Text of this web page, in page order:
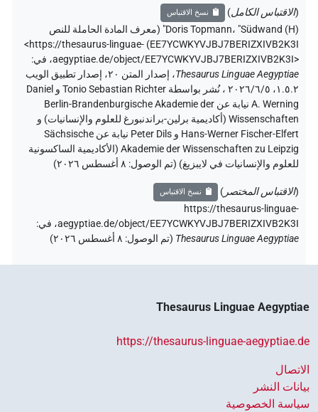
(الاقتباس الكامل) نسخ الاقتباس
Doris Topmann، "Südwand (H)" (
معرف المادة الحاملة للنص
EE7YCWKYVJBJ7BERIZXIVB2K3I
)
<https://thesaurus-linguae-
aegyptiae.de/object/EE7YCWKYVJBJ7BERIZXIVB2K3I>، في:
Thesaurus Linguae Aegyptiae،
إصدار المتن ٢٠، إصدار تطبيق الويب
۱.٥.٢، ٢٠٢٦/٦/٥ ، نُشر بواسطة Tonio Sebastian Richter و Daniel
A. Werning نيابة عن Berlin-Brandenburgische Akademie der
Wissenschaften (أكاديمية برلين-براندنبورغ للعلوم والإنسانيات) و
Hans-Werner Fischer-Elfert و Peter Dils نيابة عن Sächsische
Akademie der Wissenschaften zu Leipzig (الأكاديمية الساكسونية
للعلوم والإنسانيات في لايبزيغ) (تم الوصول: ٨ أغسطس ٢٠٢٦ )
(الاقتباس المختصر ) نسخ الاقتباس
https://thesaurus-linguae-
aegyptiae.de/object/EE7YCWKYVJBJ7BERIZXIVB2K3I، في:
Thesaurus Linguae Aegyptiae
(تم الوصول: ٨ أغسطس ٢٠٢٦ )
Thesaurus Linguae Aegyptiae
https://thesaurus-linguae-aegyptiae.de
الاتصال
بيانات النشر
سياسة الخصوصية